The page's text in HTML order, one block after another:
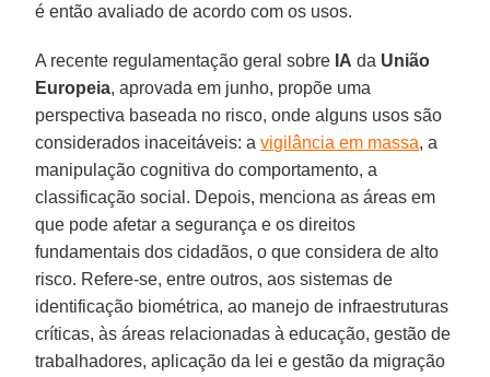
é então avaliado de acordo com os usos.
A recente regulamentação geral sobre IA da União
Europeia, aprovada em junho, propõe uma
perspectiva baseada no risco, onde alguns usos são
considerados inaceitáveis: avigilância em massa, a
manipulação cognitiva do comportamento, a
classificação social. Depois, menciona as áreas em
que pode afetar a segurança e os direitos
fundamentais dos cidadãos, o que considera de alto
risco. Refere-se, entre outros, aos sistemas de
identificação biométrica, ao manejo de infraestruturas
críticas, às áreas relacionadas à educação, gestão de
trabalhadores, aplicação da lei e gestão da migração